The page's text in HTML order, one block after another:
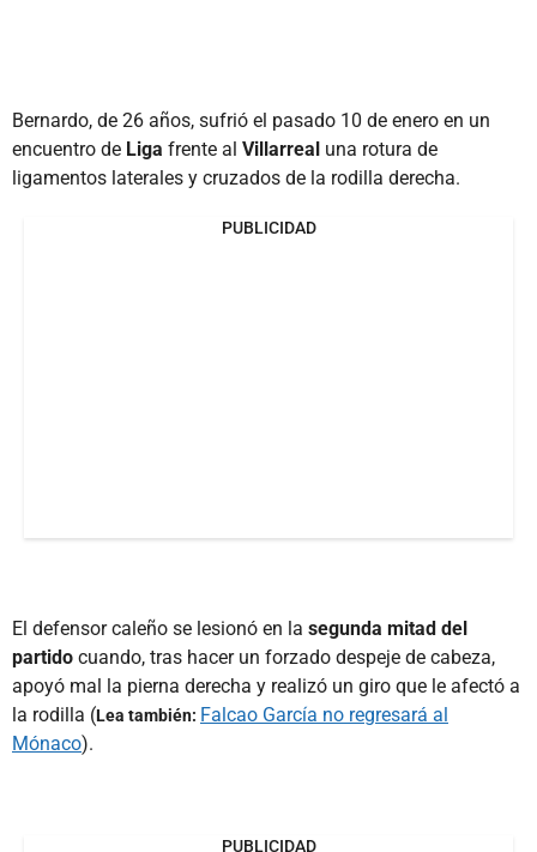
Bernardo, de 26 años, sufrió el pasado 10 de enero en un
encuentro de Liga frente al Villarreal una rotura de
ligamentos laterales y cruzados de la rodilla derecha.
PUBLICIDAD
El defensor caleño se lesionó en la segunda mitad del
partido cuando, tras hacer un forzado despeje de cabeza,
apoyó mal la pierna derecha y realizó un giro que le afectó a
la rodilla (Lea también: Falcao García no regresará al
Mónaco).
PUBLICIDAD